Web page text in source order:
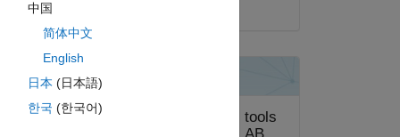
中国
简体中文
English
日本 (日本語)
한국 (한국어)